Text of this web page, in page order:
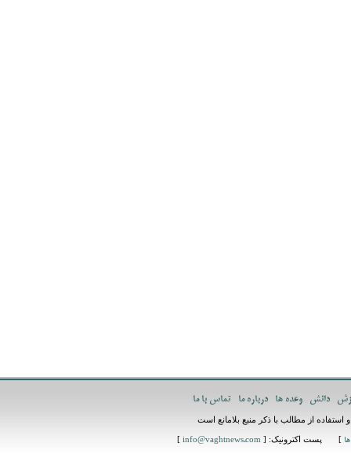
دانش وعده ها درباره ما تماس با ما
از مطالب با ذکر منبع بلامانع است
] پست اکترونیک: [ info@vaghtnews.com
]